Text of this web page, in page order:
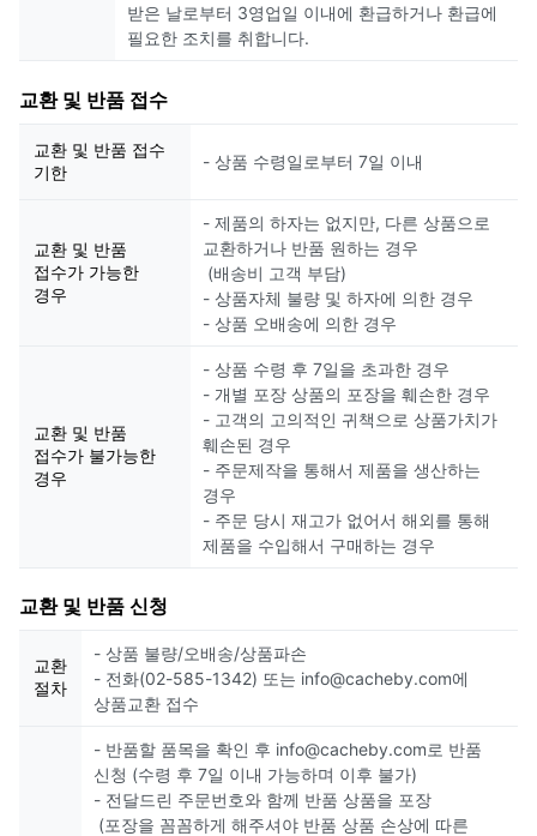
받은 날로부터 3영업일 이내에 환급하거나 환급에
필요한 조치를 취합니다.
교환 및 반품 접수
교환 및 반품 접수
기한
- 상품 수령일로부터 7일 이내
교환 및 반품
접수가 가능한
경우
- 제품의 하자는 없지만, 다른 상품으로
교환하거나 반품 원하는 경우
(배송비 고객 부담)
- 상품자체 불량 및 하자에 의한 경우
- 상품 오배송에 의한 경우
교환 및 반품
접수가 불가능한
경우
- 상품 수령 후 7일을 초과한 경우
- 개별 포장 상품의 포장을 훼손한 경우
- 고객의 고의적인 귀책으로 상품가치가
훼손된 경우
- 주문제작을 통해서 제품을 생산하는
경우
- 주문 당시 재고가 없어서 해외를 통해
제품을 수입해서 구매하는 경우
교환 및 반품 신청
교환
절차
- 상품 불량/오배송/상품파손
- 전화(02-585-1342) 또는 info@cacheby.com에
상품교환 접수
- 반품할 품목을 확인 후 info@cacheby.com로 반품
신청 (수령 후 7일 이내 가능하며 이후 불가)
- 전달드린 주문번호와 함께 반품 상품을 포장
(포장을 꼼꼼하게 해주셔야 반품 상품 손상에 따른